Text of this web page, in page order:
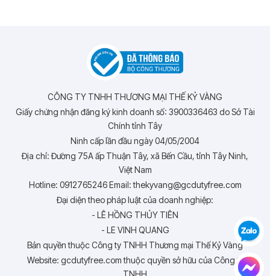
CÔNG TY TNHH THƯƠNG MẠI THẾ KỶ VÀNG
Giấy chứng nhận đăng ký kinh doanh số: 3900336463 do Sở Tài
Chính tỉnh Tây
Ninh cấp lần đầu ngày 04/05/2004
Địa chỉ: Đường 75A ấp Thuận Tây, xã Bến Cầu, tỉnh Tây Ninh,
Việt Nam
Hotline: 0912765246 Email: thekyvang@gcdutyfree.com
Đại diện theo pháp luật của doanh nghiệp:
- LÊ HỒNG THỦY TIÊN
- LE VINH QUANG
Bản quyền thuộc Công ty TNHH Thương mại Thế Kỷ Vàng
Website: gcdutyfree.com thuộc quyền sở hữu của Công ty
TNHH